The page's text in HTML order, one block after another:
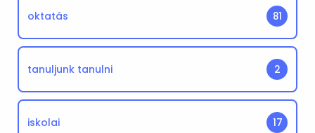
oktatás 81
tanuljunk tanulni 2
iskolai 17